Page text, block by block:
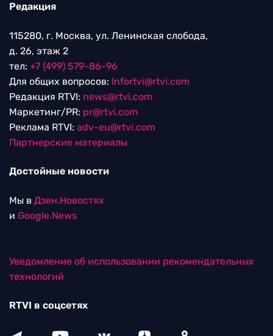
Редакция
115280, г. Москва, ул. Ленинская слобода,
д. 26, этаж 2
тел: +7 (499) 579-86-96
Для общих вопросов: Infortvi@rtvi.com
Редакция RTVI: news@rtvi.com
Маркетинг/PR: pr@rtvi.com
Реклама RTVI: adv-eu@rtvi.com
Партнерские материалы
Достойные новости
Мы в Дзен.Новостях
и Google.News
Уведомление об использовании рекомендательных
технологий
RTVI в соцсетях